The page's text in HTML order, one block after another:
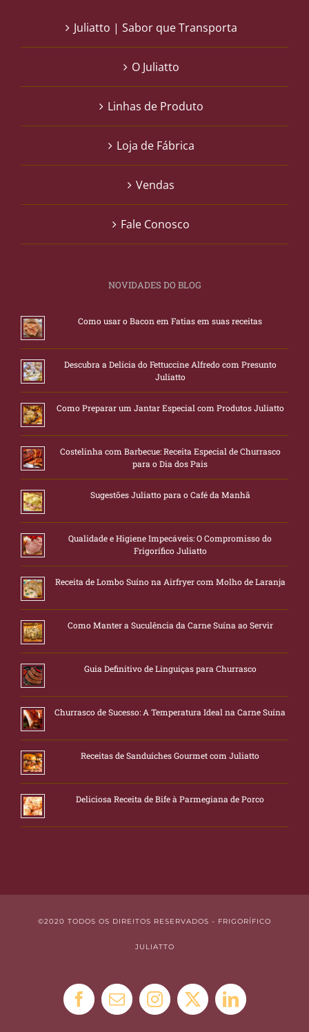
Juliatto | Sabor que Transporta
O Juliatto
Linhas de Produto
Loja de Fábrica
Vendas
Fale Conosco
NOVIDADES DO BLOG
Como usar o Bacon em Fatias em suas receitas
Descubra a Delícia do Fettuccine Alfredo com Presunto
Juliatto
Como Preparar um Jantar Especial com Produtos Juliatto
Costelinha com Barbecue: Receita Especial de Churrasco
para o Dia dos Pais
Sugestões Juliatto para o Café da Manhã
Qualidade e Higiene Impecáveis: O Compromisso do
Frigorífico Juliatto
Receita de Lombo Suíno na Airfryer com Molho de Laranja
Como Manter a Suculência da Carne Suína ao Servir
Guia Definitivo de Linguiças para Churrasco
Churrasco de Sucesso: A Temperatura Ideal na Carne Suína
Receitas de Sanduíches Gourmet com Juliatto
Deliciosa Receita de Bife à Parmegiana de Porco
©2020 TODOS OS DIREITOS RESERVADOS - FRIGORÍFICO
JULIATTO
Facebook
E-
Instagram
X LinkedIn